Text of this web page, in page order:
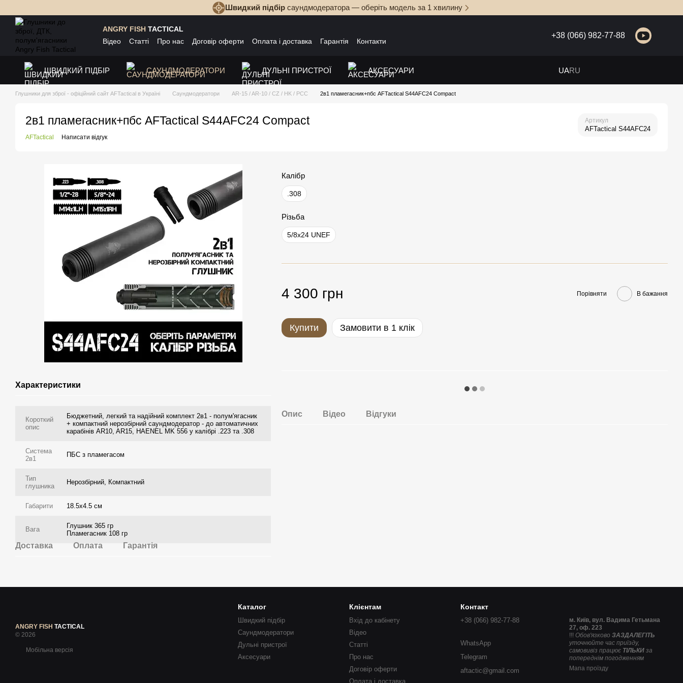
Швидкий підбірсаундмодератора — оберіть модель за 1 хвилину
ANGRY FISH TACTICAL
Відео
Статті Про нас Договір оферти Оплата і доставка Гарантія Контакти
+38 (066) 982-77-88
ШВИДКИЙ ПІДБІР САУНДМОДЕРАТОРИ ДУЛЬНІ ПРИСТРОЇ АКСЕСУАРИ UARU
Глушники для зброї - офіційний сайт AFTactical в Україні Саундмодератори AR-15 / AR-10 / CZ / HK / PCC 2в1 пламегасник+пбс AFTactical S44AFC24 Compact
2в1 пламегасник+пбс AFTactical S44AFC24 Compact Артикул
AFTactical S44AFC24
AFTactical Написати відгук
Характеристики
Короткий
опис
Бюджетний, легкий та надійний комплект 2в1 - полум'ягасник
+ компактний нерозбірний саундмодератор - до автоматичних
карабінів АR10, AR15, HAENEL MK 556 у калібрі .223 та .308
Система
2в1
ПБС з пламегасом
Тип
глушника
Нерозбірний, Компактний
Габарити 18.5х4.5 см
Вага
Глушник 365 гр
Пламегасник 108 гр
Доставка Оплата Гарантія
Калібр
.308
Різьба
5/8x24 UNEF
4 300 грн Порівняти В бажання
Купити Замовити в 1 клік
Опис Відео Відгуки
ANGRY FISH TACTICAL
© 2026
Мобільна версія
Каталог
Швидкий підбір
Саундмодератори
Дульні пристрої
Аксесуари
Клієнтам
Вхід до кабінету
Відео
Статті
Про нас
Договір оферти
Оплата і доставка
Контакт
+38 (066) 982-77-88
WhatsApp
Telegram
aftactic@gmail.com
м. Київ, вул. Вадима Гетьмана
27, оф. 223
!!! Обов'язково ЗАЗДАЛЕГІТЬ
уточнюйте час приїзду,
самовивіз працює ТІЛЬКИ за
попереднім погодженням
Мапа проїзду